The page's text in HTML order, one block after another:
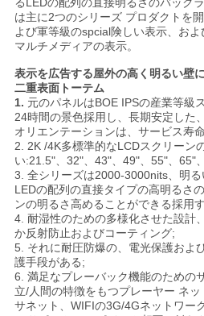
ニ
ュ
ー
ス
引
用
を
要
るLEDの配列の直接明るさのバック
は主に2つのシリーズ プロダクトを
よび軍等級のspcial険しい表示、お
マルチメディアの表示。
表示を広告する屋外の高く明るい壁
二重表面トーテム
1. 元のパネルはBOE IPSの産業等級
24時間の景色採用し、長期安定した
オリエンテーションは、サービス寿
2. 2K /4K多標準的なLCDスクリーン
い:21.5"、32"、43"、49"、55"、65"
3. 全シリーズは2000-3000nits、明
LEDの配列の直接タイプの高明るさ
ンの明るさ高めることができる採用す
4. 耐湿性のための多様化させた設計
か反射防止およびコーティング;
5. それに耐圧防爆の、電光保護およ
護手段がある;
6. 満足なプレーバック機能のための
立/人間の特徴をもつプレーヤー ネ
サネット、WIFIの3G/4Gネットワー